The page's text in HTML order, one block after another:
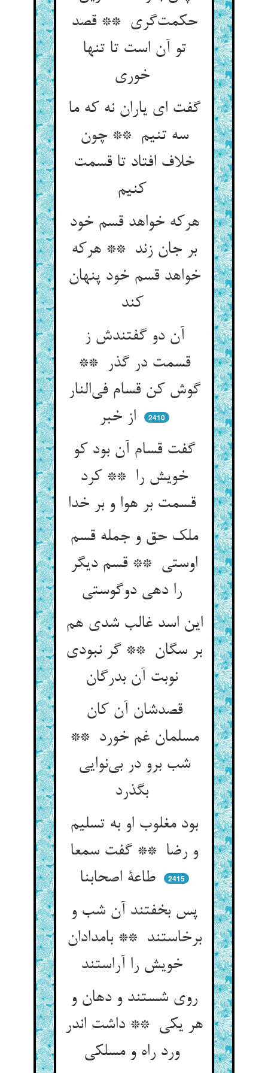
حکمت‌گری ** قصد
تو آن است تا تنها
خوری
گفت ای یاران نه که ما
سه تنیم ** چون
خلاف افتاد تا قسمت
هرکه خواهد قسم خود
بر جان زند ** هرکه
خواهد قسم خود پنهان
کند
آن دو گفتندش ز
قسمت در گذر **
گوش کن قسام فی‌النار
از خبر
2410
گفت قسام آن بود کو
خویش را ** کرد
قسمت بر هوا و بر خدا
ملک حق و جمله قسم
اوستی ** قسم دیگر
این اسد غالب شدی هم
بر سگان ** گر نبودی
نوبت آن بدرگان
قصدشان آن کان
مسلمان غم خورد **
شب برو در بی‌نوایی
بگذرد
بود مغلوب او به تسلیم
و رضا ** گفت سمعا
طاعة اصحابنا
2415
پس بخفتند آن شب و
برخاستند ** بامدادان
روی شستند و دهان و
هر یکی ** داشت اندر
ورد راه و مسلکی